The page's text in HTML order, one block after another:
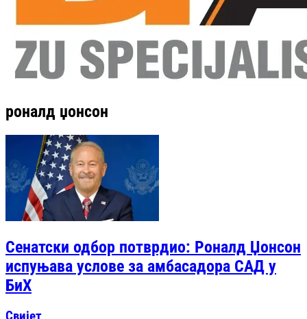
роналд џонсон
Сенатски одбор потврдио: Роналд Џонсон
испуњава услове за амбасадора САД у
БиХ